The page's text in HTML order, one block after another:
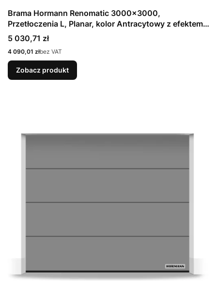
Brama Hormann Renomatic 3000x3000,
Przetłoczenia L, Planar, kolor Antracytowy z efektem
metalicznym CH 703 Matt deluxe + Prowadzenie N
Cena
5 030,71 zł
Cena
4 090,01 złbez VAT
Zobacz produkt